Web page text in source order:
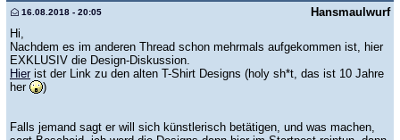
Hansmaulwurf
16.08.2018 - 20:05
Hi,
Nachdem es im anderen Thread schon mehrmals aufgekommen ist, hier
EXKLUSIV die Design-Diskussion.
Hier ist der Link zu den alten T-Shirt Designs (holy sh*t, das ist 10 Jahre
her
)
Falls jemand sagt er will sich künstlerisch betätigen, und was machen,